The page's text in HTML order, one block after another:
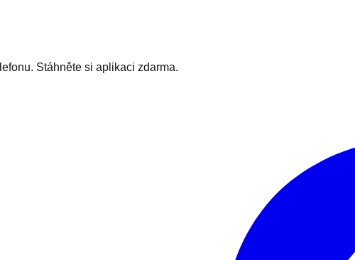
Stáhněte si aplikaci zdarma.